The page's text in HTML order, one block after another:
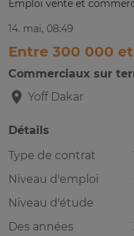
Emploi vente et
14. mai, 08:49
Entre 300 000
Commerciaux sur
Yoff Dakar
Détails
Type de contrat
Niveau d'emploi
Niveau d'étude
Des années